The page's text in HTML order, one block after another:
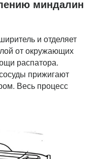
миндалин
и отделяет
от окружающих
распатора.
прижигают
Весь процесс